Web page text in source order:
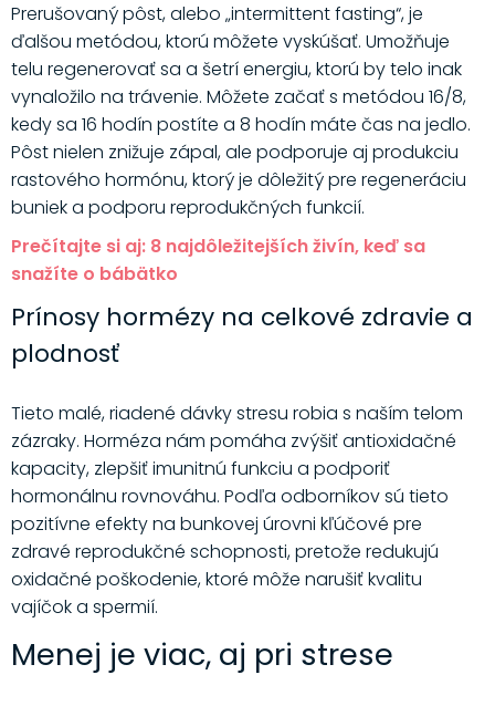
Prerušovaný pôst, alebo „intermittent fasting“, je
ďalšou metódou, ktorú môžete vyskúšať. Umožňuje
telu regenerovať sa a šetrí energiu, ktorú by telo inak
vynaložilo na trávenie. Môžete začať s metódou 16/8,
kedy sa 16 hodín postíte a 8 hodín máte čas na jedlo.
Pôst nielen znižuje zápal, ale podporuje aj produkciu
rastového hormónu, ktorý je dôležitý pre regeneráciu
buniek a podporu reprodukčných funkcií.
Prečítajte si aj: 8 najdôležitejších živín, keď sa
snažíte o bábätko
Prínosy hormézy na celkové zdravie a
plodnosť
Tieto malé, riadené dávky stresu robia s naším telom
zázraky. Horméza nám pomáha zvýšiť antioxidačné
kapacity, zlepšiť imunitnú funkciu a podporiť
hormonálnu rovnováhu. Podľa odborníkov sú tieto
pozitívne efekty na bunkovej úrovni kľúčové pre
zdravé reprodukčné schopnosti, pretože redukujú
oxidačné poškodenie, ktoré môže narušiť kvalitu
vajíčok a spermií.
Menej je viac, aj pri strese